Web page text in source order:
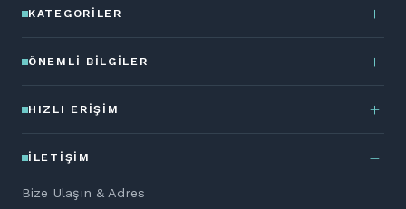
KATEGORILER
ÖNEMLI BILGILER
HIZLI ERIŞIM
İLETIŞIM
Bize Ulaşın & Adres